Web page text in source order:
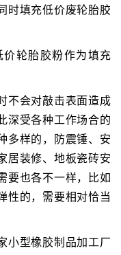
时填充低价废轮胎胶
轮胎胶粉作为填充
不会对敲击表面造成
深受各种工作场合的
多样的，防震锤、安
居装修、地板瓷砖安
要也各不一样，比如
性的，需要相对恰当
小型橡胶制品加工厂